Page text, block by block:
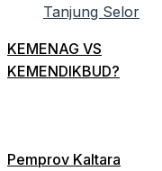
KEMENAG VS
KEMENDIKBUD?
Pemprov Kaltara